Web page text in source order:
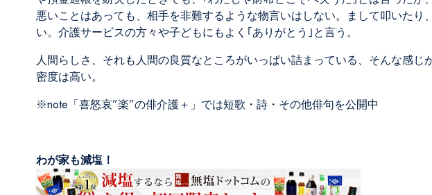
悪いことはあっても、相手を非難するような物言いはしない。まして叩いた
い。介護サービスの方々や子どもにもよく｢ありがとう｣と言う。
人間らしさ、それも人間の良質なところがいっぱい詰まっている、そんな感
密度は高い。
※note 「喜怒哀”楽”の俳介護＋」 では短歌・詩・その他俳句を公開中
わが家も減塩！